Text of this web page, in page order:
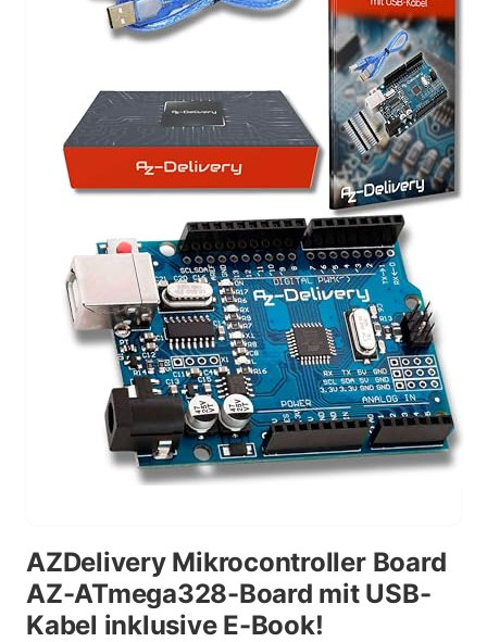
AZDelivery Mikrocontroller Board
AZ-ATmega328-Board mit USB-
Kabel inklusive E-Book!